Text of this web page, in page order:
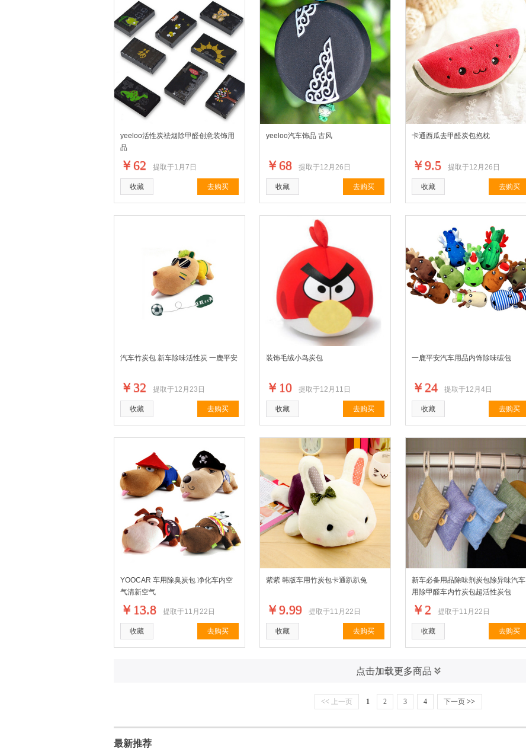
yeeloo活性炭祛烟除甲醛创意装饰用
品
￥62 提取于1月7日
收藏 去购买
yeeloo汽车饰品 古风
￥68 提取于12月26日
收藏 去购买
卡通西瓜去甲醛炭包抱枕
￥9.5 提取于12月26日
收藏 去购买
汽车竹炭包 新车除味活性炭 一鹿平安
￥32 提取于12月23日
收藏 去购买
装饰毛绒小鸟炭包
￥10 提取于12月11日
收藏 去购买
一鹿平安汽车用品内饰除味碳包
￥24 提取于12月4日
收藏 去购买
YOOCAR 车用除臭炭包 净化车内空
气清新空气
￥13.8 提取于11月22日
收藏 去购买
紫紫 韩版车用竹炭包卡通趴趴兔
￥9.99 提取于11月22日
收藏 去购买
新车必备用品除味剂炭包除异味汽车
用除甲醛车内竹炭包超活性炭包
￥2 提取于11月22日
收藏 去购买
点击加载更多商品
<< 上一页 1 2 3 4 下一页 >>
最新推荐